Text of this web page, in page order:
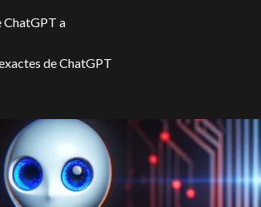
ChatGPT a
de ChatGPT